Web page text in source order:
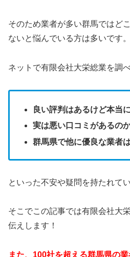
そのため業者が多い群馬ではど
ないと悩んでいる方は多いです。
ネットで有限会社大栄総業を調
良い評判はあるけど本当
実は悪い口コミがあるの
群馬県で他に優良な業者
といった不安や疑問を持たれて
そこでこの記事では有限会社大
伝えします！
また、100社を超える群馬県の